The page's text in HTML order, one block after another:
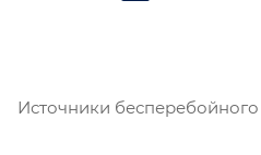
Источники